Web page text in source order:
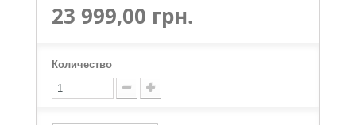
23 999,00 грн.
Количество